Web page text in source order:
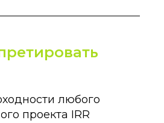
любого
проекта IRR